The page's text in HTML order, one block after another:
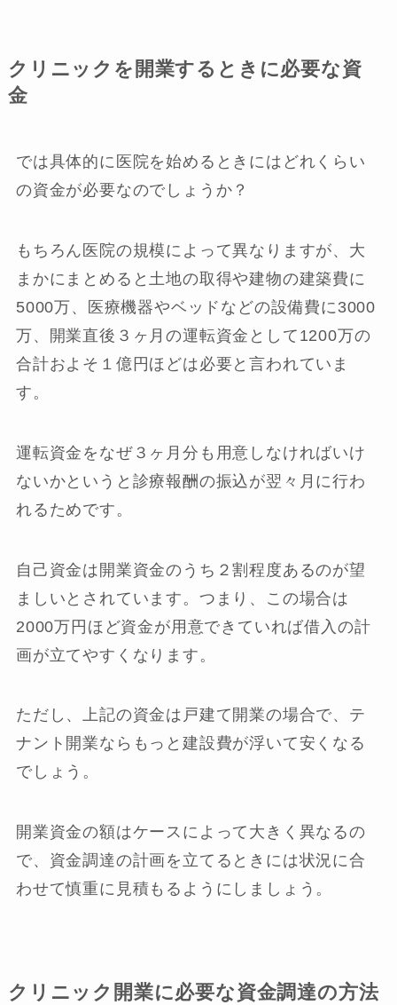
クリニックを開業するときに必要な資
金
では具体的に医院を始めるときにはどれくらい
の資金が必要なのでしょうか？
もちろん医院の規模によって異なりますが、大
まかにまとめると土地の取得や建物の建築費に
5000万、医療機器やベッドなどの設備費に3000
万、開業直後３ヶ月の運転資金として1200万の
合計およそ１億円ほどは必要と言われていま
す。
運転資金をなぜ３ヶ月分も用意しなければいけ
ないかというと診療報酬の振込が翌々月に行わ
れるためです。
自己資金は開業資金のうち２割程度あるのが望
ましいとされています。つまり、この場合は
2000万円ほど資金が用意できていれば借入の計
画が立てやすくなります。
ただし、上記の資金は戸建て開業の場合で、テ
ナント開業ならもっと建設費が浮いて安くなる
でしょう。
開業資金の額はケースによって大きく異なるの
で、資金調達の計画を立てるときには状況に合
わせて慎重に見積もるようにしましょう。
クリニック開業に必要な資金調達の方法